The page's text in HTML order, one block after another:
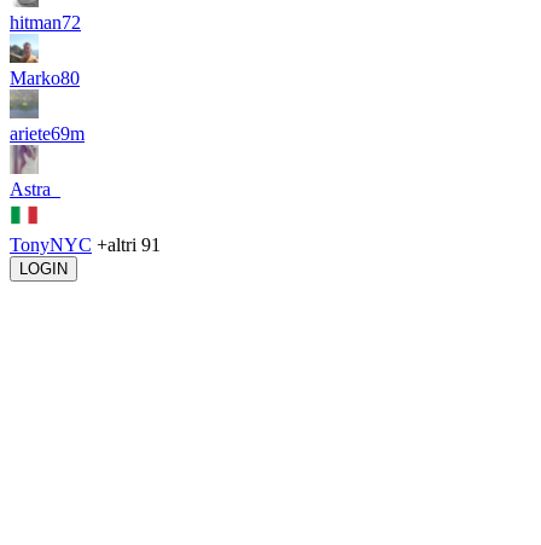
hitman72
Marko80
ariete69m
Astra_
TonyNYC +altri 91
LOGIN